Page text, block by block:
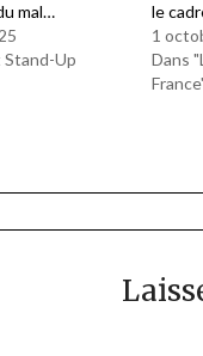
mal…
Stand-Up
le
1
Dans